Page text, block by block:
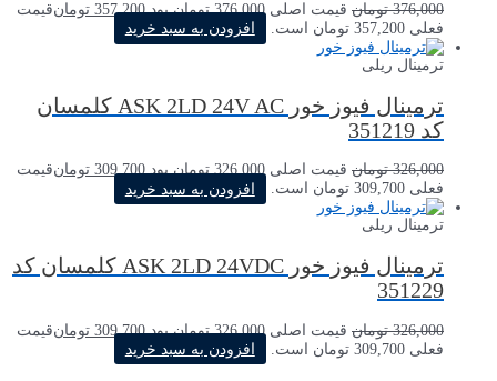
376,000 تومان قیمت اصلی 376,000 تومان بود. 357,200 تومانقیمت
فعلی 357,200 تومان است.
افزودن به سبد خرید
ترمینال ریلی
ترمینال فیوز خور ASK 2LD 24V AC کلمسان
کد 351219
326,000 تومان قیمت اصلی 326,000 تومان بود. 309,700 تومانقیمت
فعلی 309,700 تومان است.
افزودن به سبد خرید
ترمینال ریلی
ترمینال فیوز خور ASK 2LD 24VDC کلمسان کد
351229
326,000 تومان قیمت اصلی 326,000 تومان بود. 309,700 تومانقیمت
فعلی 309,700 تومان است.
افزودن به سبد خرید